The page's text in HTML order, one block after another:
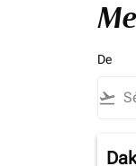
De
flight_takeoff